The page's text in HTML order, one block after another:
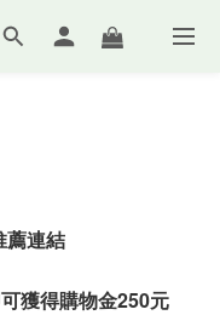
薦連結
獲得購物金250元